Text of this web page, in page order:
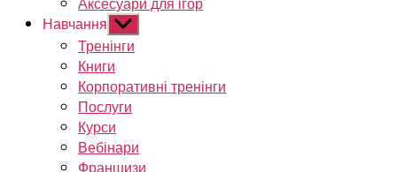
Навчання Показати
підменю
Тренінги
Книги
Корпоративні тренінги
Послуги
Курси
Вебінари
Франшизи